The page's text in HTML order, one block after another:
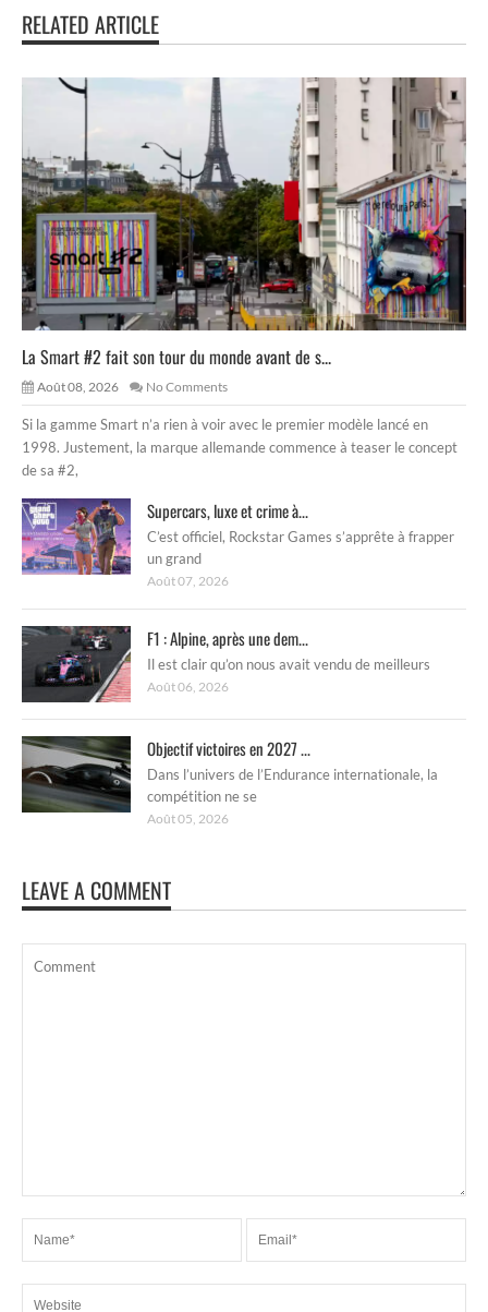
RELATED ARTICLE
La Smart #2 fait son tour du monde avant de s...
Août 08, 2026 No Comments
Si la gamme Smart n’a rien à voir avec le premier modèle lancé en
1998. Justement, la marque allemande commence à teaser le concept
de sa #2,
Supercars, luxe et crime à...
C’est officiel, Rockstar Games s’apprête à frapper
un grand
Août 07, 2026
F1 : Alpine, après une dem...
Il est clair qu’on nous avait vendu de meilleurs
Août 06, 2026
Objectif victoires en 2027 ...
Dans l’univers de l’Endurance internationale, la
compétition ne se
Août 05, 2026
LEAVE A COMMENT